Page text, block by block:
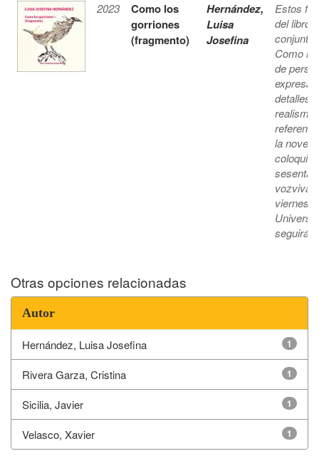
2023
Como los
gorriones
(fragmento)
Hernández,
Luisa
Josefina
Estos
del libro
conjunto
Como
de
detalles
realismo
la
sesenta
viernes
seguirá
Otras opciones relacionadas
Autor
1
Hernández, Luisa Josefina
1
Rivera Garza, Cristina
1
Sicilia, Javier
1
Velasco, Xavier